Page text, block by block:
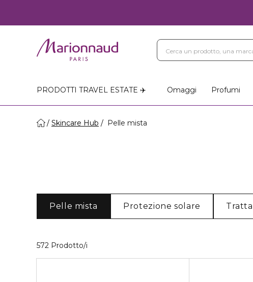
PRODOTTI TRAVEL ESTATE ✈️ Omaggi Profumi
Skincare Hub Pelle mista
Pelle mista Protezione solare
572 Prodotto/i